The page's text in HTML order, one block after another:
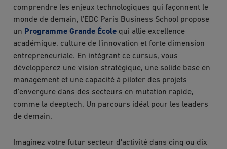
comprendre les enjeux technologiques qui façonnent le
monde de demain, l’EDC Paris Business School propose
un Programme Grande École qui allie excellence
académique, culture de l’innovation et forte dimension
entrepreneuriale. En intégrant ce cursus, vous
développerez une vision stratégique, une solide base en
management et une capacité à piloter des projets
d’envergure dans des secteurs en mutation rapide,
comme la deeptech. Un parcours idéal pour les leaders
de demain.
Imaginez votre futur secteur d'activité dans cinq ou dix